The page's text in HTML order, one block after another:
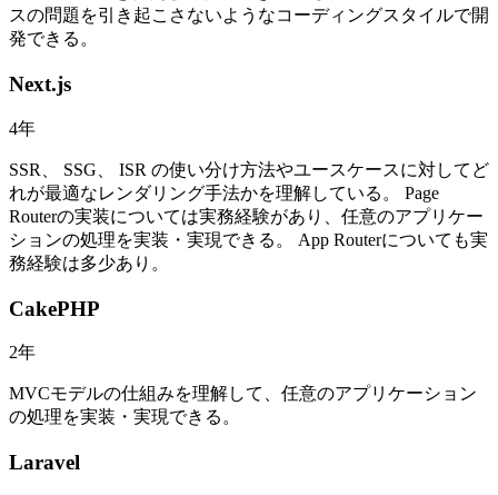
スの問題を引き起こさないようなコーディングスタイルで開
発できる。
Next.js
4年
SSR、 SSG、 ISR の使い分け方法やユースケースに対してど
れが最適なレンダリング手法かを理解している。 Page
Routerの実装については実務経験があり、任意のアプリケー
ションの処理を実装・実現できる。 App Routerについても実
務経験は多少あり。
CakePHP
2年
MVCモデルの仕組みを理解して、任意のアプリケーション
の処理を実装・実現できる。
Laravel